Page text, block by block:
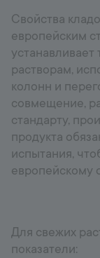
Свойства
европейским
растворам,
колонн и
совмещение,
стандарту,
продукта
испытания,
европейскому
Для свежих
показатели: